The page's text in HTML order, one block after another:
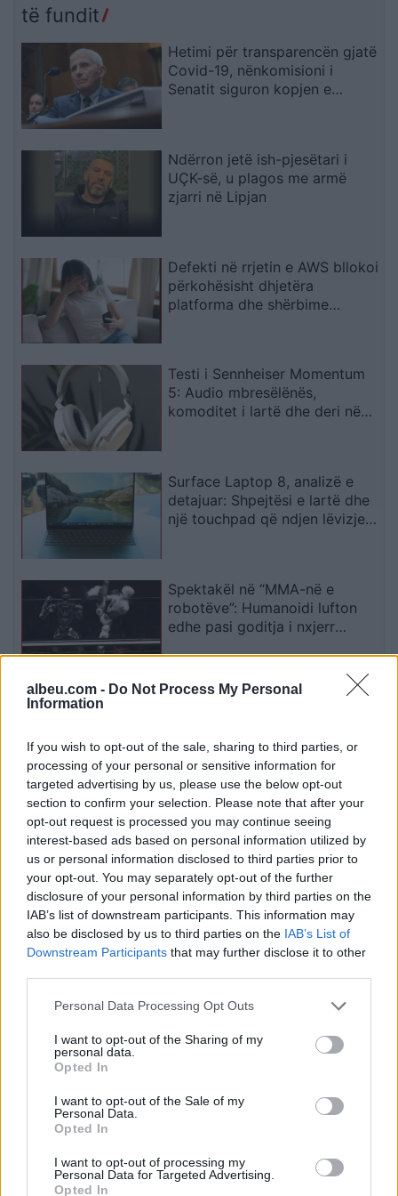
albeu.com - Do Not Process My Personal
Information
If you wish to opt-out of the sale, sharing to third parties, or
processing of your personal or sensitive information for
targeted advertising by us, please use the below opt-out
section to confirm your selection. Please note that after your
opt-out request is processed you may continue seeing
interest-based ads based on personal information utilized by
us or personal information disclosed to third parties prior to
your opt-out. You may separately opt-out of the further
disclosure of your personal information by third parties on the
IAB’s list of downstream participants. This information may
also be disclosed by us to third parties on the IAB’s List of
Downstream Participants that may further disclose it to other
Personal Data Processing Opt Outs
I want to opt-out of the Sharing of my
personal data.
Opted In
I want to opt-out of the Sale of my
Personal Data.
Opted In
I want to opt-out of processing my
Personal Data for Targeted Advertising.
Opted In
të fundit
Hetimi për transparencën gjatë
Covid-19, nënkomisioni i
Senatit siguron kopjen e
Ndërron jetë ish-pjesëtari i
UÇK-së, u plagos me armë
zjarri në Lipjan
Defekti në rrjetin e AWS bllokoi
përkohësisht dhjetëra
platforma dhe shërbime
Testi i Sennheiser Momentum
5: Audio mbresëlënës,
komoditet i lartë dhe deri në
Surface Laptop 8, analizë e
detajuar: Shpejtësi e lartë dhe
një touchpad që ndjen lëvizjen
Spektakël në “MMA-në e
robotëve”: Humanoidi lufton
edhe pasi goditja i nxjerr
Shkenca shpjegon si të silleni
Esim for Global
for Turkey|Esim for Germany|Esim for Greece |
for Asia|Esim for World Cup 2026